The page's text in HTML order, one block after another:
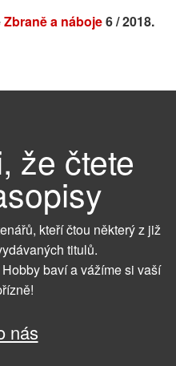
Zbraně a náboje6 / 2018.
že čtete
kteří čtou některý z již
titulů.
baví a vážíme si vaší
nás